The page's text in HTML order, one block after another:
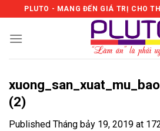
to
content
PLUTO - MANG ĐẾN GIÁ TRỊ CHO
(2)
Published Tháng bảy 19, 2019 at